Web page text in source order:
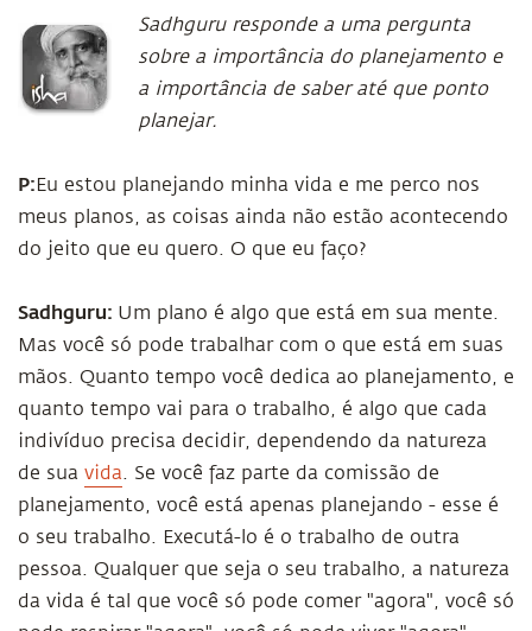
Sadhguru responde a uma pergunta
sobre a importância do planejamento e
a importância de saber até que ponto
planejar.
P:Eu estou planejando minha vida e me perco nos
meus planos, as coisas ainda não estão acontecendo
do jeito que eu quero. O que eu faço?
Sadhguru: Um plano é algo que está em sua mente.
Mas você só pode trabalhar com o que está em suas
mãos. Quanto tempo você dedica ao planejamento, e
quanto tempo vai para o trabalho, é algo que cada
indivíduo precisa decidir, dependendo da natureza
de sua vida. Se você faz parte da comissão de
planejamento, você está apenas planejando - esse é
o seu trabalho. Executá-lo é o trabalho de outra
pessoa. Qualquer que seja o seu trabalho, a natureza
da vida é tal que você só pode comer "agora", você só